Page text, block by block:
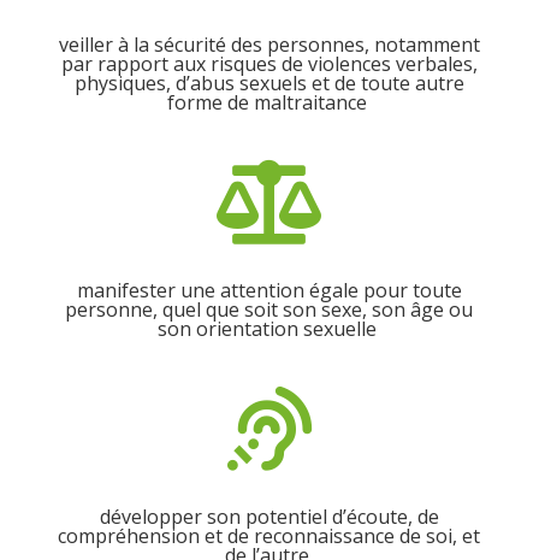
veiller à la sécurité des personnes, notamment
par rapport aux risques de violences verbales,
physiques, d’abus sexuels et de toute autre
forme de maltraitance

manifester une attention égale pour toute
personne, quel que soit son sexe, son âge ou
son orientation sexuelle

développer son potentiel d’écoute, de
compréhension et de reconnaissance de soi, et